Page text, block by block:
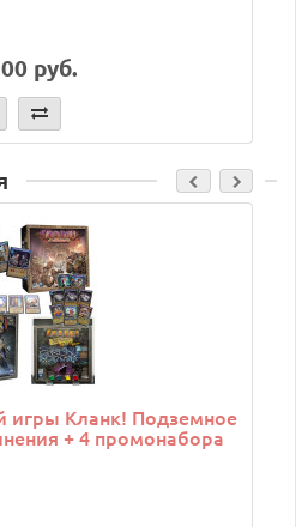
руб.
игры Кланк! Подземное
+ 4 промонабора